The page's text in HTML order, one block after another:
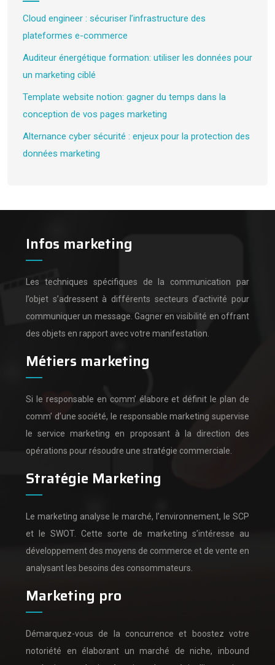
Cloud engineer : sécuriser l’infrastructure des
plateformes e-commerce
Auditeur énergétique formation: utiliser les données pour
un marketing ciblé
Template website notion: gagner du temps dans la
conception de vos pages marketing
Alternance cyber sécurité : enjeux pour la protection des
données marketing
Infos marketing
Les techniques spécifiques de la communication par
l’objet s’adressent à différents secteurs d’activité pour
communiquer un message. Gagner en visibilité en offrant
des objets en rapport avec votre manifestation.
Métiers marketing
Si le responsable en comm’ élabore et définit le plan de
comm’ d’une société, le responsable marketing supervise
le service marketing en proposant à la direction des
opérations pour résoudre une stratégie commerciale.
Stratégie Marketing
Le marketing analyse le marché, l’environnement, le SCP
et le SWOT. Cette sorte de marketing s’intéresse au
développement des moyens de commerce et de vente en
analysant les besoins des consommateurs.
Marketing pro
Démarquez-vous de la concurrence et boostez votre
notoriété en élaborant un marché de niche, inbound